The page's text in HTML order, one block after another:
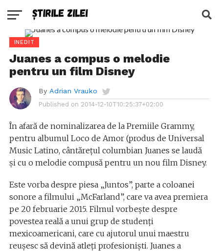
INEDIT
Juanes a compus o melodie
pentru un film Disney
By Adrian Vrauko
Published on 2014-12-10T10:25:37+02:00
În afară de nominalizarea de la Premiile Grammy,
pentru albumul Loco de Amor (produs de Universal
Music Latino, cântărețul columbian Juanes se laudă
și cu o melodie compusă pentru un nou film Disney.
Este vorba despre piesa „Juntos”, parte a coloanei
sonore a filmului „McFarland”, care va avea premiera
pe 20 februarie 2015. Filmul vorbește despre
povestea reală a unui grup de studenți
mexicoamericani, care cu ajutorul unui maestru
reușesc să devină atleți profesioniști. Juanes a